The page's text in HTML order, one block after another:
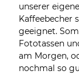
unserer
Kaffeebecher
geeignet.
Fototassen
am Morgen,
nochmal so